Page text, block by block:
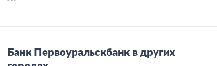
Банк Первоуральскбанк в других